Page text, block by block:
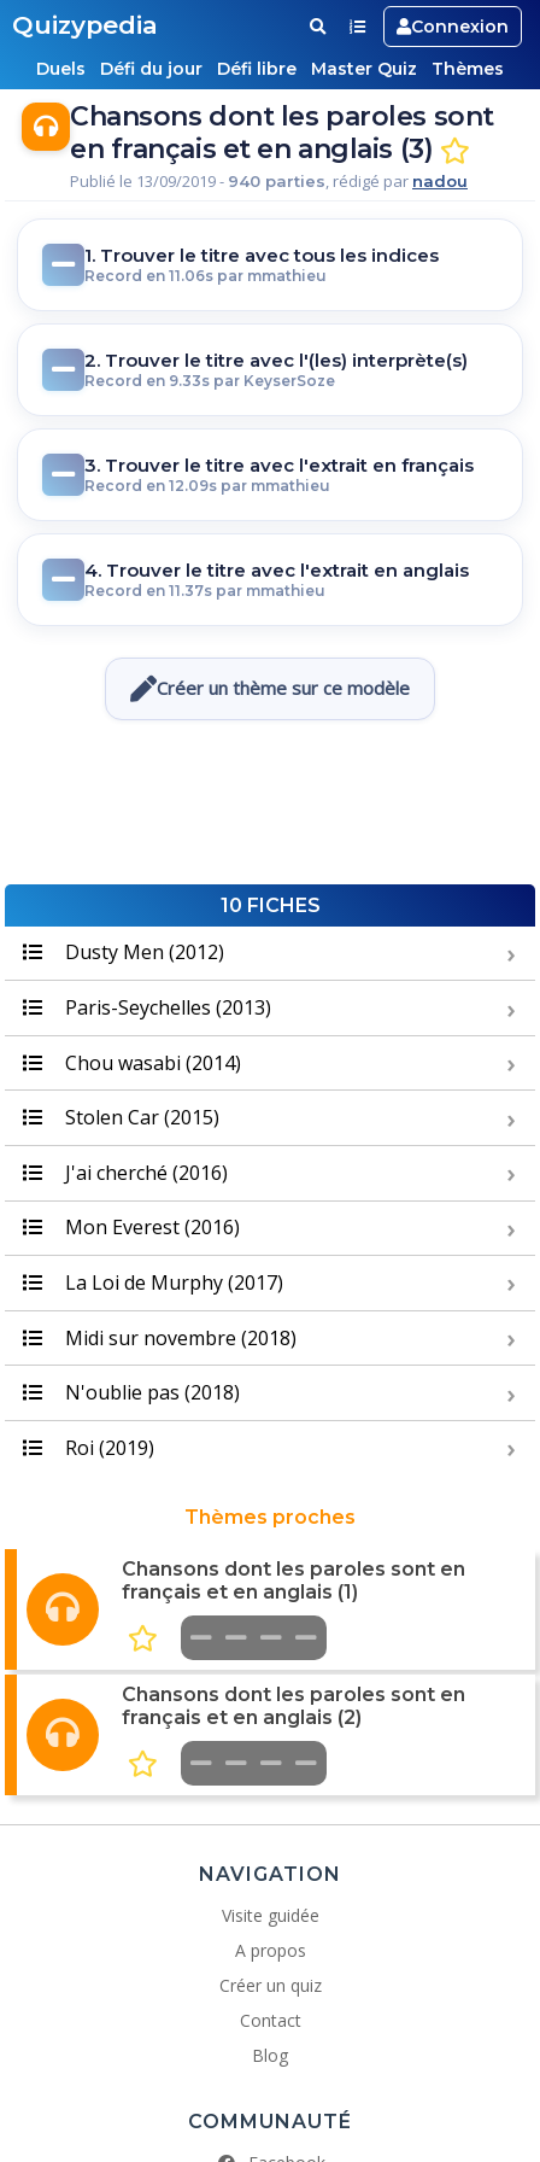
Quizypedia
Connexion
Duels
Défi du jour Défi libre Master Quiz Thèmes
Chansons dont les paroles sont
en français et en anglais (3)
Publié le 13/09/2019 - 940 parties, rédigé par nadou
1. Trouver le titre avec tous les indices
Record en 11.06s par mmathieu
2. Trouver le titre avec l'(les) interprète(s)
Record en 9.33s par KeyserSoze
3. Trouver le titre avec l'extrait en français
Record en 12.09s par mmathieu
4. Trouver le titre avec l'extrait en anglais
Record en 11.37s par mmathieu
Créer un thème sur ce modèle
10 FICHES
Dusty Men (2012)
Paris-Seychelles (2013)
Chou wasabi (2014)
Stolen Car (2015)
J'ai cherché (2016)
Mon Everest (2016)
La Loi de Murphy (2017)
Midi sur novembre (2018)
N'oublie pas (2018)
Roi (2019)
Thèmes proches
Chansons dont les paroles sont en
français et en anglais (1)
Chansons dont les paroles sont en
français et en anglais (2)
NAVIGATION
Visite guidée
A propos
Créer un quiz
Contact
Blog
COMMUNAUTÉ